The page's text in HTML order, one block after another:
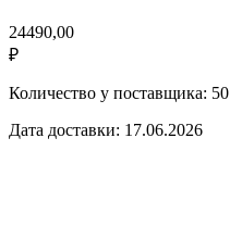
24490,00
₽
Количество у поставщика: 50
Дата доставки: 17.06.2026